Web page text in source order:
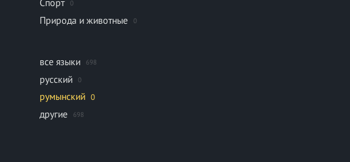
Спорт 0
Природа и животные 0
все языки 698
русский 0
румынский 0
другие 698